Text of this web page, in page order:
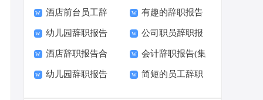
报告汇编六篇 告15篇
酒店前台员工辞
职报告
有趣的辞职报告
幼儿园辞职报告
汇编15篇
公司职员辞职报
告(集合15篇)
酒店辞职报告合
集15篇
会计辞职报告(集
合15篇)
幼儿园辞职报告 简短的员工辞职